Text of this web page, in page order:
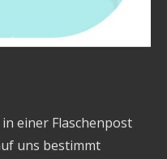
einer Flaschenpost
uns bestimmt